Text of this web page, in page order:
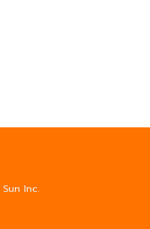
Sun Inc.